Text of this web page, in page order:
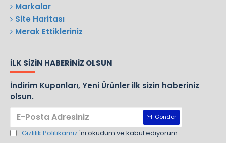
Markalar
Site Haritası
Merak Ettikleriniz
İLK SIZIN HABERINIZ OLSUN
İndirim Kuponları, Yeni Ürünler ilk sizin haberiniz
olsun.
Gönder
Gizlilik Politikamız 'ni okudum ve kabul ediyorum.